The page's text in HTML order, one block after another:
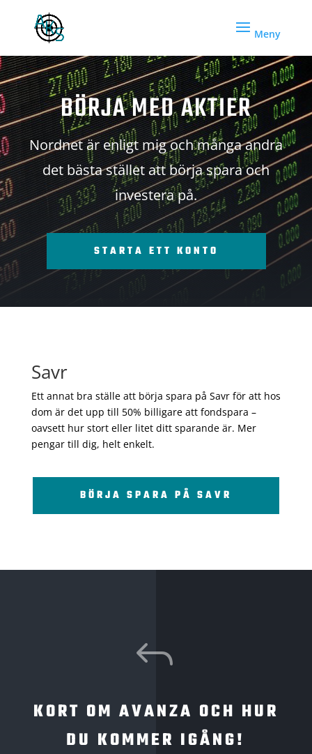
BÖRJA MED AKTIER
Nordnet är enligt mig och många andra
det bästa stället att börja spara och
investera på.
STARTA ETT KONTO
Savr
Ett annat bra ställe att börja spara på Savr för att hos
dom är det upp till 50% billigare att fondspara –
oavsett hur stort eller litet ditt sparande är. Mer
pengar till dig, helt enkelt.
BÖRJA SPARA PÅ SAVR
J
KORT OM AVANZA OCH HUR
DU KOMMER IGÅNG!